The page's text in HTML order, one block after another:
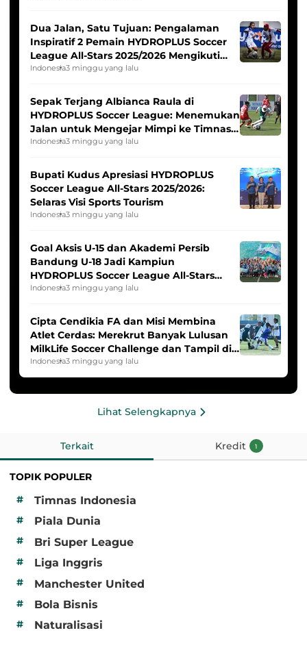
Dua Jalan, Satu Tujuan: Pengalaman
Inspiratif 2 Pemain HYDROPLUS Soccer
League All-Stars 2025/2026 Mengikuti
Seleksi Timnas Indonesia Putri
Indonesia3 minggu yang lalu
Sepak Terjang Albianca Raula di
HYDROPLUS Soccer League: Menemukan
Jalan untuk Mengejar Mimpi ke Timnas
Indonesia Putri
Indonesia3 minggu yang lalu
Bupati Kudus Apresiasi HYDROPLUS
Soccer League All-Stars 2025/2026:
Selaras Visi Sports Tourism
Indonesia3 minggu yang lalu
Goal Aksis U-15 dan Akademi Persib
Bandung U-18 Jadi Kampiun
HYDROPLUS Soccer League All-Stars
2025/2026
Indonesia3 minggu yang lalu
Cipta Cendikia FA dan Misi Membina
Atlet Cerdas: Merekrut Banyak Lulusan
MilkLife Soccer Challenge dan Tampil di
HYDROPLUS Soccer League
Indonesia3 minggu yang lalu
Lihat Selengkapnya
Terkait Kredit 1
TOPIK POPULER
#
Timnas Indonesia
# Piala Dunia
# Bri Super League
# Liga Inggris
# Manchester United
# Bola Bisnis
# Naturalisasi